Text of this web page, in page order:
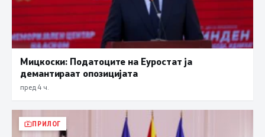
Мицкоски: Податоците на Еуростат ја
демантираат опозицијата
пред 4 ч.
ПРИЛОГ